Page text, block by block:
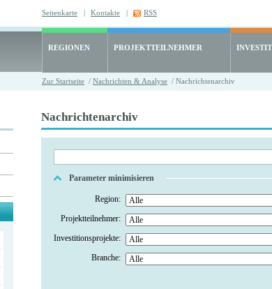
Seitenkarte | Kontakte | RSS
REGIONEN PROJEKTTEILNEHMER
Zur Startseite / Nachrichten & Analyse / Nachrichtenarchiv
Nachrichtenarchiv
Parameter minimisieren
Region:
Projektteilnehmer:
Investitionsprojekte:
Branche: